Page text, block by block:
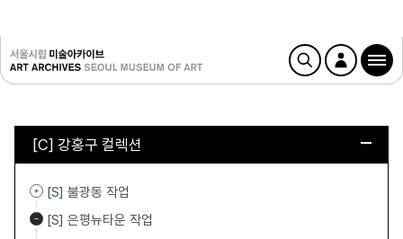
[C] 강홍구 컬렉션
[S] 불광동 작업
[S] 은평뉴타운 작업